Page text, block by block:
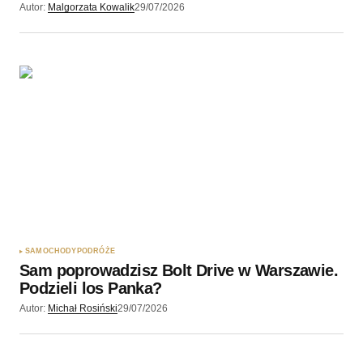
Autor: Malgorzata Kowalik29/07/2026
SAMOCHODY PODRÓŻE
Sam poprowadzisz Bolt Drive w Warszawie.
Podzieli los Panka?
Autor: Michał Rosiński29/07/2026